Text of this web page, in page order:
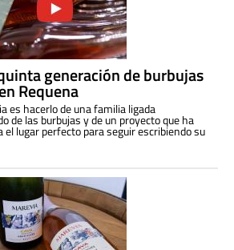
generación de burbujas
Requena
es hacerlo de una familia ligada
de las burbujas y de un proyecto que ha
el lugar perfecto para seguir escribiendo su